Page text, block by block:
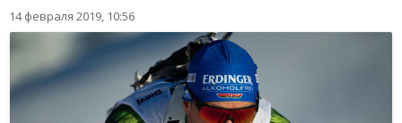
14 февраля 2019, 10:56